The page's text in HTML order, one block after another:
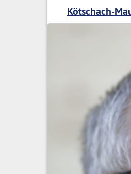
Kötschach-